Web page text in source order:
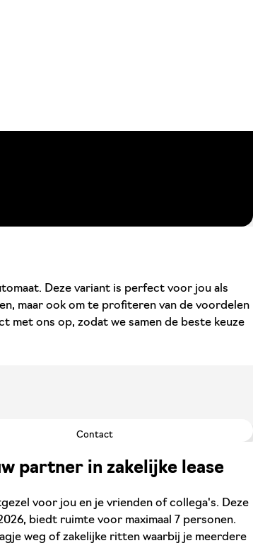
Deze variant is perfect voor jou als
maar ook om te profiteren van de voordelen
met ons op, zodat we samen de beste keuze
Contact
partner in zakelijke lease
voor jou en je vrienden of collega's. Deze
biedt ruimte voor maximaal 7 personen.
weg of zakelijke ritten waarbij je meerdere